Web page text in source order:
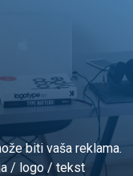
biti vaša reklama.
/ logo / tekst